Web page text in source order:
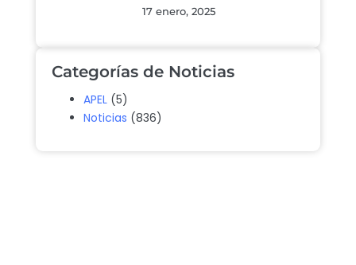
17 enero, 2025
Categorías de Noticias
APEL (5)
Noticias (836)